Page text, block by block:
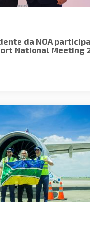
da NOA
National Meeting